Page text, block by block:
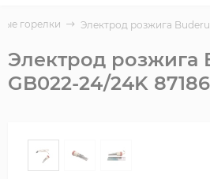
горелки Электрод розжига
Электрод розжига
GB022-24/24K